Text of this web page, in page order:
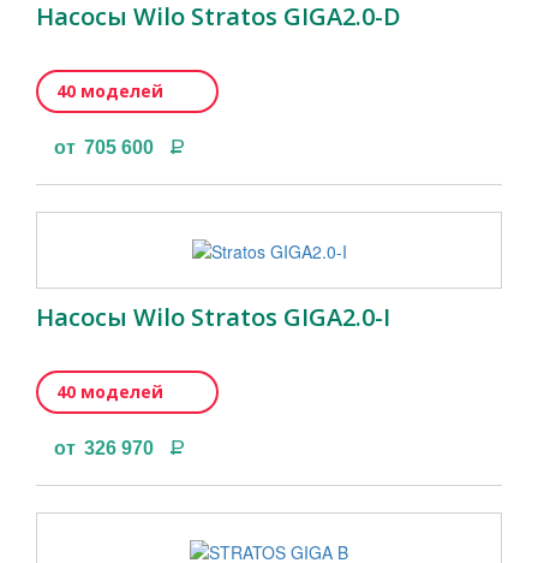
Насосы Wilo Stratos GIGA2.0-D
40 моделей
от 705 600 Р
Насосы Wilo Stratos GIGA2.0-I
40 моделей
от 326 970 Р